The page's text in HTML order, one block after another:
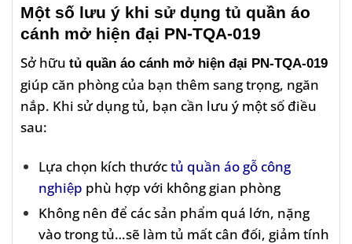
Một số lưu ý khi sử dụng tủ quần áo
cánh mở hiện đại PN-TQA-019
Sở hữu tủ quần áo cánh mở hiện đại PN-TQA-019
giúp căn phòng của bạn thêm sang trọng, ngăn
nắp. Khi sử dụng tủ, bạn cần lưu ý một số điều
sau:
Lựa chọn kích thướctủ quần áo gỗ công
nghiệp phù hợp với không gian phòng
Không nên để các sản phẩm quá lớn, nặng
vào trong tủ…sẽ làm tủ mất cân đối, giảm tính